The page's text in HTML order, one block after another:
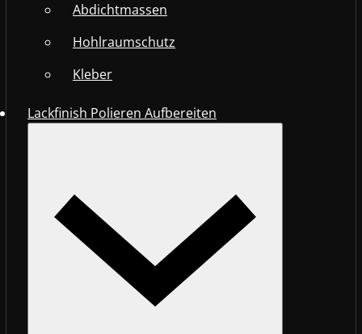
Abdichtmassen
Hohlraumschutz
Kleber
Lackfinish Polieren Aufbereiten